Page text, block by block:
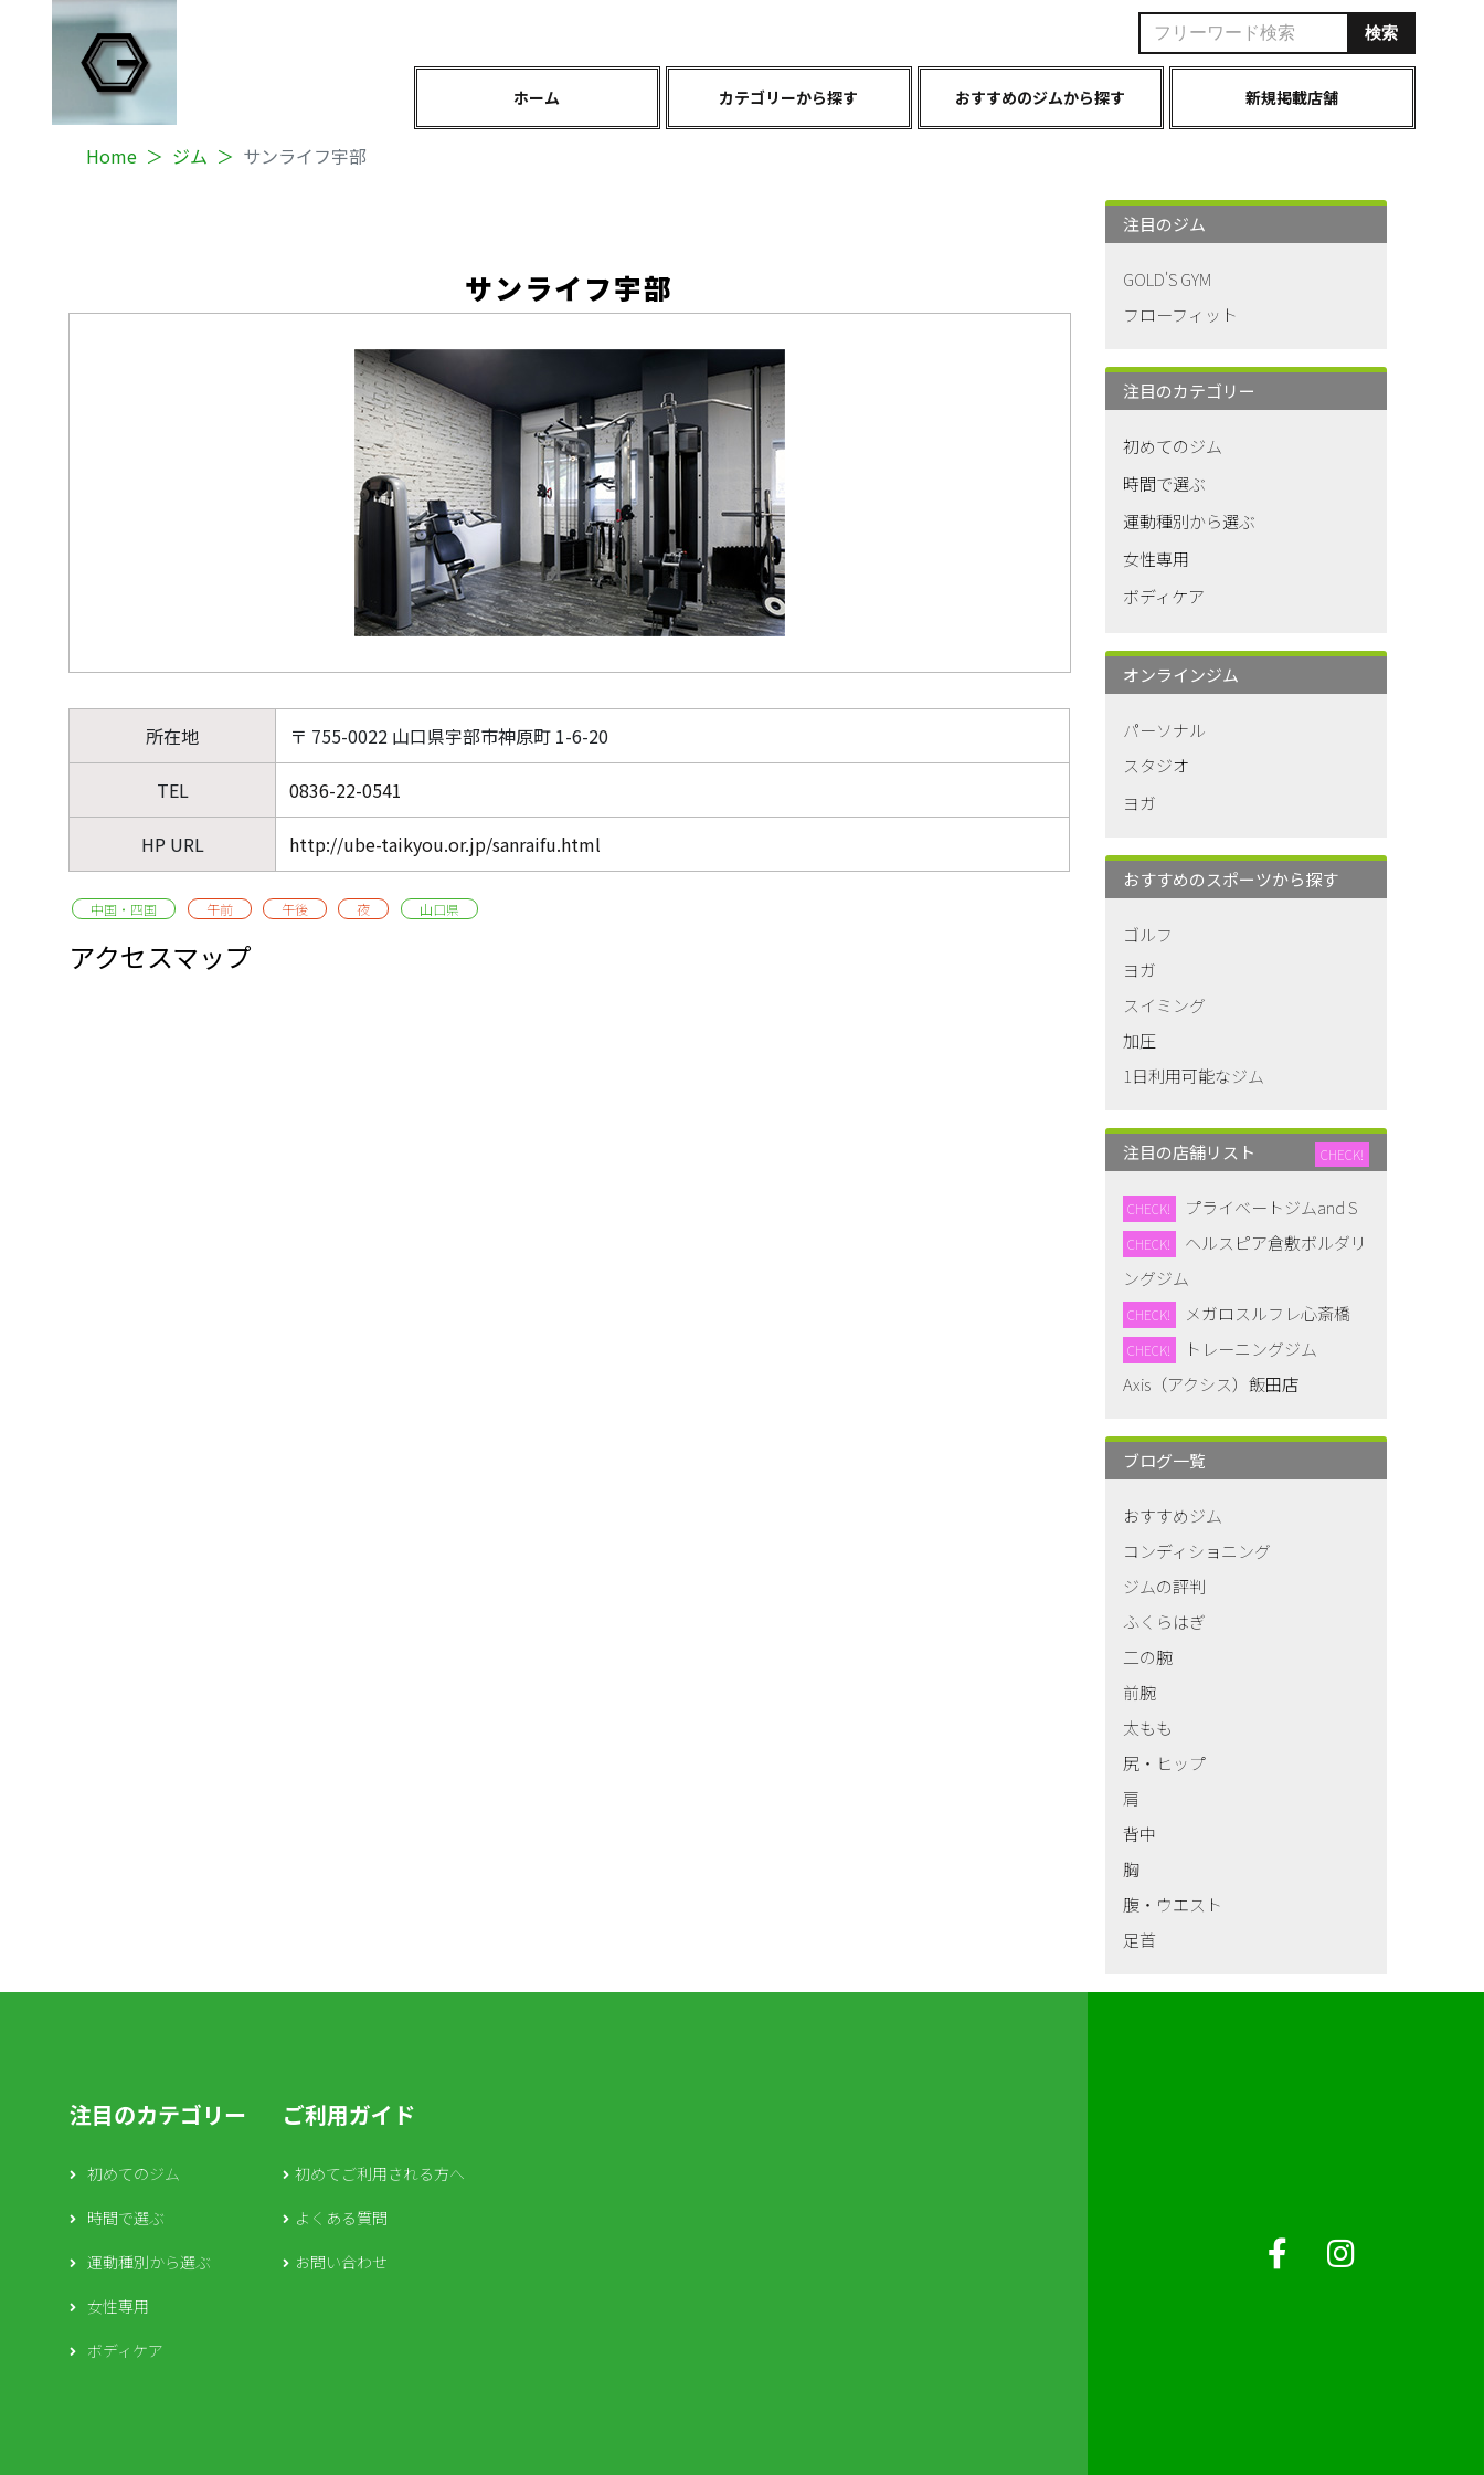
ホーム カテゴリーから探す おすすめのジムから探す 新規掲載店舗
Home ジム サンライフ宇部
サンライフ宇部
所在地 〒 755-0022 山口県宇部市神原町 1-6-20
TEL 0836-22-0541
HP URL http://ube-taikyou.or.jp/sanraifu.html
中国・四国 午前 午後 夜 山口県
アクセスマップ
注目のジム
GOLD'S GYM
フローフィット
注目のカテゴリー
初めてのジム
時間で選ぶ
運動種別から選ぶ
女性専用
ボディケア
オンラインジム
パーソナル
スタジオ
ヨガ
おすすめのスポーツから探す
ゴルフ
ヨガ
スイミング
加圧
1日利用可能なジム
注目の店舗リスト CHECK!
CHECK! プライベートジムand S
CHECK!
ヘルスピア倉敷ボルダリ
ングジム
CHECK! メガロスルフレ心斎橋
CHECK!
トレーニングジム
Axis（アクシス）飯田店
ブログ一覧
おすすめジム
コンディショニング
ジムの評判
ふくらはぎ
二の腕
前腕
太もも
尻・ヒップ
肩
背中
胸
腹・ウエスト
足首
注目のカテゴリー
初めてのジム
時間で選ぶ
運動種別から選ぶ
女性専用
ボディケア
ご利用ガイド
初めてご利用される方へ
よくある質問
お問い合わせ